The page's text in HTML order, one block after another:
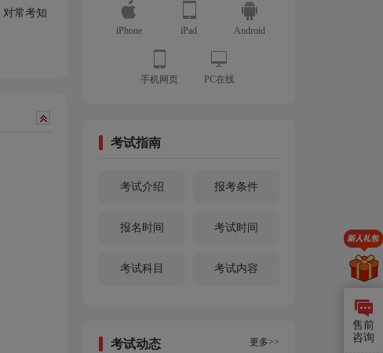
常考知
iPhone iPad Android
手机网页 PC在线
考试指南
考试介绍 报考条件
报名时间 考试时间
考试科目 考试内容
考试动态 更多>>
售前
咨询